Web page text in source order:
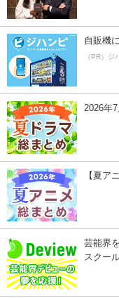
自販機
（PR）ジ
2026年
【夏ア
芸能界
スクー